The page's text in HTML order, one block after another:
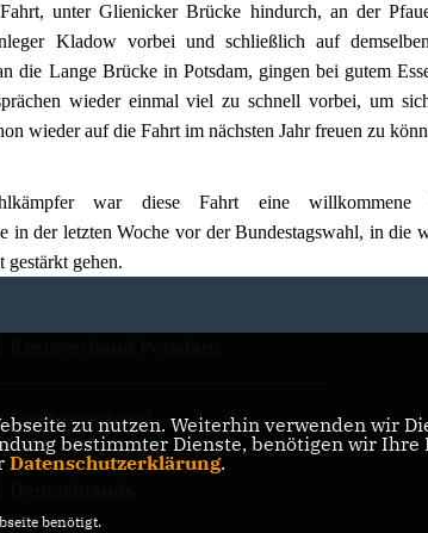
unter Glienicker Brücke hindurch, an der
Kladow vorbei und schließlich auf
die Lange Brücke in Potsdam, gingen bei gutem
wieder einmal viel zu schnell vorbei, um
wieder auf die Fahrt im nächsten Jahr freuen zu
war diese Fahrt eine willkommene
in der letzten Woche vor der Bundestagswahl, in die
gehen.
Landesverbandzu nutzen. Weiterhin verwenden wir
bestimmter Dienste, benötigen wir
Datenschutzerklärung.
benötigt.